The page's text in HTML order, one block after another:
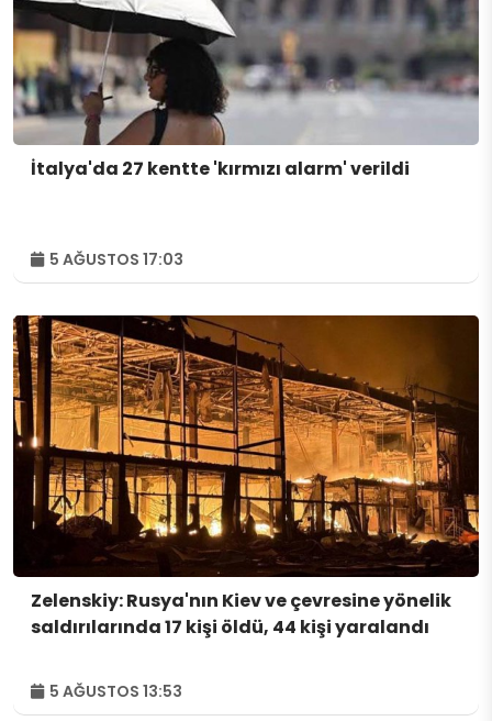
İtalya'da 27 kentte 'kırmızı alarm' verildi
5 AĞUSTOS 17:03
Zelenskiy: Rusya'nın Kiev ve çevresine yönelik
saldırılarında 17 kişi öldü, 44 kişi yaralandı
5 AĞUSTOS 13:53